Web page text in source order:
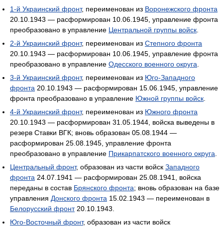
1-й Украинский фронт, переименован из Воронежского фронта
20.10.1943 — расформирован 10.06.1945, управление фронта
преобразовано в управление Центральной группы войск
2-й Украинский фронт, переименован из Степного фронта
20.10.1943 — расформирован 10.06.1945, управление фронта
преобразовано в управление Одесского военного округа
3-й Украинский фронт, переименован из Юго-Западного
фронта 20.10.1943 — расформирован 15.06.1945, управление
фронта преобразовано в управление Южной группы войск
4-й Украинский фронт, переименован из Южного фронта
20.10.1943 — расформирован 31.05.1944, войска выведены в
резерв Ставки ВГК; вновь образован 05.08.1944 —
расформирован 25.08.1945, управление фронта
преобразовано в управление Прикарпатского военного округа
Центральный фронт, образован из части войск Западного
фронта 24.07.1941 — расформирован 25.08.1941, войска
переданы в состав Брянского фронта; вновь образован на базе
управления Донского фронта 15.02.1943 — переименован в
Белорусский фронт20.10.1943.
Юго-Восточный фронт, образован из части войск